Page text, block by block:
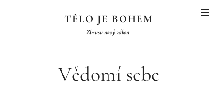
TĚLO JE BOHEM
Zbrusu nový zákon
Vědomí sebe